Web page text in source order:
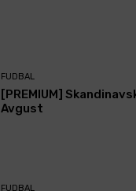
FUDBAL
[PREMIUM]
Avgust
FUDBAL